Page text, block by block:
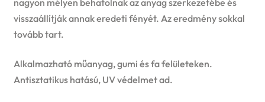
nagyon mélyen behatolnak az anyag szerkezetébe és
visszaállítják annak eredeti fényét. Az eredmény sokkal
tovább tart.
Alkalmazható műanyag, gumi és fa felületeken.
Antisztatikus hatású, UV védelmet ad.